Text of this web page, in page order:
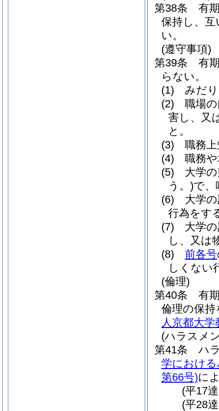
第38条
有
保持し、
い。
(遵守事項)
第39条
有
らない。
(1)
みだ
(2)
職場
害し、又
と。
(3)
職務
(4)
職務
(5)
大学
う。)で、
(6)
大学
行為をす
(7)
大学
し、又は
(8)
前各号
しくない
(倫理)
第40条
有
倫理の保
人京都大
(ハラスメ
第41条
ハ
学におけ
第66号)に
(平17
(平28